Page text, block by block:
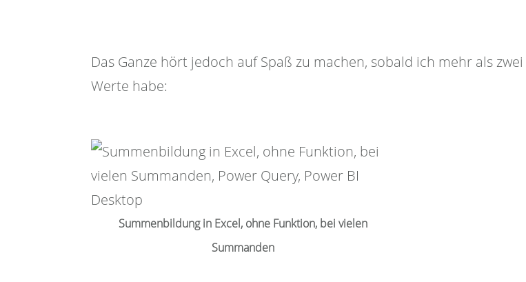
Das Ganze hört jedoch auf Spaß zu machen, sobald ich mehr als zwei
Werte habe:
Summenbildung in Excel, ohne Funktion, bei vielen
Summanden